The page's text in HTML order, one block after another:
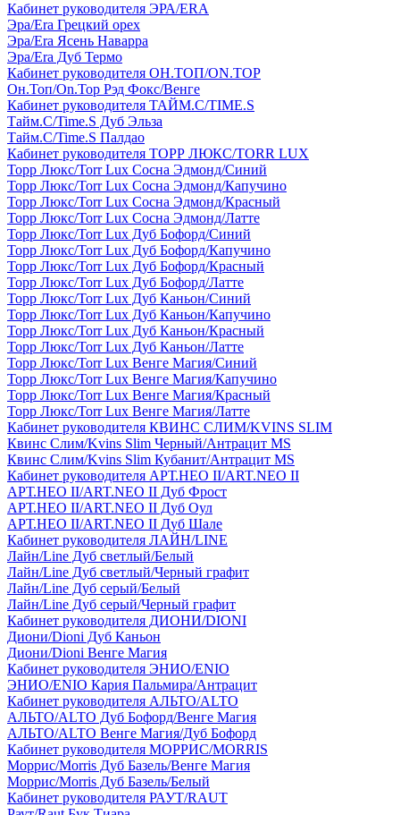
Кабинет руководителя ЭРА/ERA
Эра/Era Грецкий орех
Эра/Era Ясень Наварра
Эра/Era Дуб Термо
Кабинет руководителя ОН.ТОП/ON.TOP
Он.Топ/On.Top Рэд Фокс/Венге
Кабинет руководителя ТАЙМ.С/TIME.S
Тайм.С/Time.S Дуб Эльза
Тайм.С/Time.S Палдао
Кабинет руководителя ТОРР ЛЮКС/TORR LUX
Торр Люкс/Torr Lux Сосна Эдмонд/Синий
Торр Люкс/Torr Lux Сосна Эдмонд/Капучино
Торр Люкс/Torr Lux Сосна Эдмонд/Красный
Торр Люкс/Torr Lux Сосна Эдмонд/Латте
Торр Люкс/Torr Lux Дуб Бофорд/Синий
Торр Люкс/Torr Lux Дуб Бофорд/Капучино
Торр Люкс/Torr Lux Дуб Бофорд/Красный
Торр Люкс/Torr Lux Дуб Бофорд/Латте
Торр Люкс/Torr Lux Дуб Каньон/Синий
Торр Люкс/Torr Lux Дуб Каньон/Капучино
Торр Люкс/Torr Lux Дуб Каньон/Красный
Торр Люкс/Torr Lux Дуб Каньон/Латте
Торр Люкс/Torr Lux Венге Магия/Синий
Торр Люкс/Torr Lux Венге Магия/Капучино
Торр Люкс/Torr Lux Венге Магия/Красный
Торр Люкс/Torr Lux Венге Магия/Латте
Кабинет руководителя КВИНС СЛИМ/KVINS SLIM
Квинс Слим/Kvins Slim Черный/Антрацит MS
Квинс Слим/Kvins Slim Кубанит/Антрацит MS
Кабинет руководителя АРТ.НЕО II/ART.NEO II
АРТ.НЕО II/ART.NEO II Дуб Фрост
АРТ.НЕО II/ART.NEO II Дуб Оул
АРТ.НЕО II/ART.NEO II Дуб Шале
Кабинет руководителя ЛАЙН/LINE
Лайн/Line Дуб светлый/Белый
Лайн/Line Дуб светлый/Черный графит
Лайн/Line Дуб серый/Белый
Лайн/Line Дуб серый/Черный графит
Кабинет руководителя ДИОНИ/DIONI
Диони/Dioni Дуб Каньон
Диони/Dioni Венге Магия
Кабинет руководителя ЭНИО/ENIO
ЭНИО/ENIO Кария Пальмира/Антрацит
Кабинет руководителя АЛЬТО/ALTO
АЛЬТО/ALTO Дуб Бофорд/Венге Магия
АЛЬТО/ALTO Венге Магия/Дуб Бофорд
Кабинет руководителя МОРРИС/MORRIS
Моррис/Morris Дуб Базель/Венге Магия
Моррис/Morris Дуб Базель/Белый
Кабинет руководителя РАУТ/RAUT